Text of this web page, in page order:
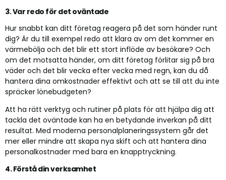
3. Var redo för det oväntade
Hur snabbt kan ditt företag reagera på det som händer runt
dig? Är du till exempel redo att klara av om det kommer en
värmebölja och det blir ett stort inflöde av besökare? Och
om det motsatta händer, om ditt företag förlitar sig på bra
väder och det blir vecka efter vecka med regn, kan du då
hantera dina omkostnader effektivt och att se till att du inte
spräcker lönebudgeten?
Att ha rätt verktyg och rutiner på plats för att hjälpa dig att
tackla det oväntade kan ha en betydande inverkan på ditt
resultat. Med moderna personalplaneringssystem går det
mer eller mindre att skapa nya skift och att hantera dina
personalkostnader med bara en knapptryckning.
4. Förstå din verksamhet